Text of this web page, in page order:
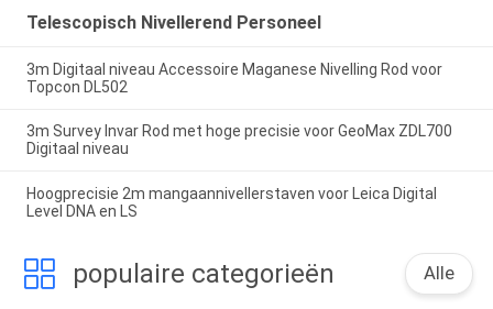
Telescopisch Nivellerend Personeel
3m Digitaal niveau Accessoire Maganese Nivelling Rod voor
Topcon DL502
3m Survey Invar Rod met hoge precisie voor GeoMax ZDL700
Digitaal niveau
Hoogprecisie 2m mangaannivellerstaven voor Leica Digital
Level DNA en LS
populaire categorieën Alle